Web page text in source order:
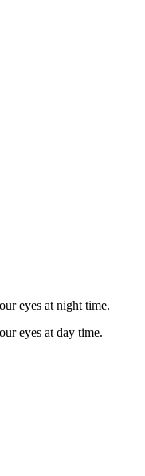
eyes at night time.
eyes at day time.